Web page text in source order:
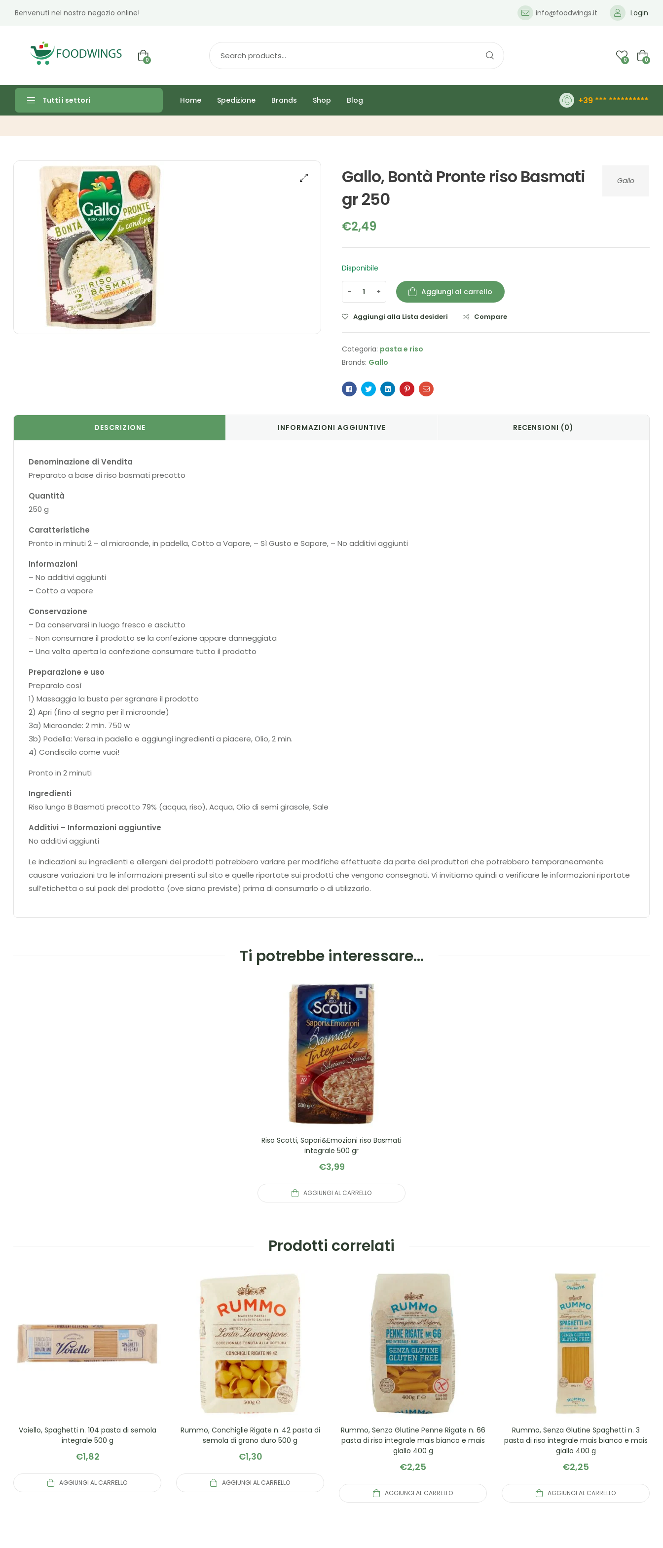
Benvenuti nel nostro negozio online! info@foodwings.it Login
0 0 0
Tutti i settori Home Spedizione Brands Shop Blog +39 *** **********
Gallo
Gallo, Bontà Pronte riso Basmati
gr 250
€2,49
Disponibile
- + Aggiungi al carrello
Aggiungi alla Lista desideri Compare
Categoria: pasta e riso
Brands: Gallo
Facebook
TwitterLinkedinPinterestEmail
DESCRIZIONE INFORMAZIONI AGGIUNTIVE RECENSIONI (0)
Denominazione di Vendita
Preparato a base di riso basmati precotto
Quantità
250 g
Caratteristiche
Pronto in minuti 2 – al microonde, in padella, Cotto a Vapore, – Sì Gusto e Sapore, – No additivi aggiunti
Informazioni
– No additivi aggiunti
– Cotto a vapore
Conservazione
– Da conservarsi in luogo fresco e asciutto
– Non consumare il prodotto se la confezione appare danneggiata
– Una volta aperta la confezione consumare tutto il prodotto
Preparazione e uso
Preparalo così
1) Massaggia la busta per sgranare il prodotto
2) Apri (fino al segno per il microonde)
3a) Microonde: 2 min. 750 w
3b) Padella: Versa in padella e aggiungi ingredienti a piacere, Olio, 2 min.
4) Condiscilo come vuoi!
Pronto in 2 minuti
Ingredienti
Riso lungo B Basmati precotto 79% (acqua, riso), Acqua, Olio di semi girasole, Sale
Additivi – Informazioni aggiuntive
No additivi aggiunti
Le indicazioni su ingredienti e allergeni dei prodotti potrebbero variare per modifiche effettuate da parte dei produttori che potrebbero temporaneamente
causare variazioni tra le informazioni presenti sul sito e quelle riportate sui prodotti che vengono consegnati. Vi invitiamo quindi a verificare le informazioni riportate
sull’etichetta o sul pack del prodotto (ove siano previste) prima di consumarlo o di utilizzarlo.
Ti potrebbe interessare…
Riso Scotti, Sapori&Emozioni riso Basmati
integrale 500 gr
€3,99
AGGIUNGI AL CARRELLO
Prodotti correlati
Voiello, Spaghetti n. 104 pasta di semola
integrale 500 g
€1,82
AGGIUNGI AL CARRELLO
Rummo, Conchiglie Rigate n. 42 pasta di
semola di grano duro 500 g
€1,30
AGGIUNGI AL CARRELLO
Rummo, Senza Glutine Penne Rigate n. 66
pasta di riso integrale mais bianco e mais
giallo 400 g
€2,25
AGGIUNGI AL CARRELLO
Rummo, Senza Glutine Spaghetti n. 3
pasta di riso integrale mais bianco e mais
giallo 400 g
€2,25
AGGIUNGI AL CARRELLO